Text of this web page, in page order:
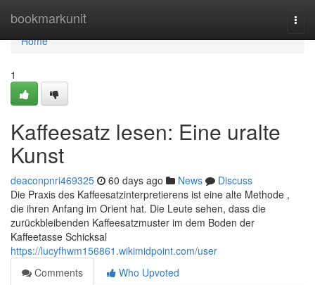
bookmarkunit
Home
Home
1
Kaffeesatz lesen: Eine uralte
Kunst
deaconpnri469325 60 days ago News
Discuss
Die Praxis des Kaffeesatzinterpretierens ist eine alte Methode ,
die ihren Anfang im Orient hat. Die Leute sehen, dass die
zurückbleibenden Kaffeesatzmuster im dem Boden der
Kaffeetasse Schicksal
https://lucyfhwm156861.wikimidpoint.com/user
Comments
Who Upvoted